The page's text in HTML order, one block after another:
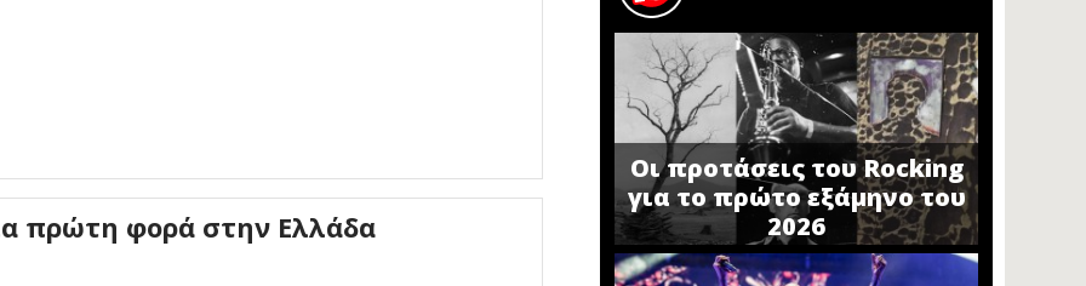
πρώτη φορά στην Ελλάδα
Οι προτάσεις του Rocking
για το πρώτο εξάμηνο του
2026